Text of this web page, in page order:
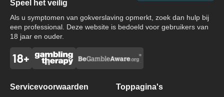
Speel het veilig
Als u symptomen van gokverslaving opmerkt, zoek dan hulp bij
een professional. Deze website is bedoeld voor gebruikers van
18 jaar en ouder.
Servicevoorwaarden
Toppagina's